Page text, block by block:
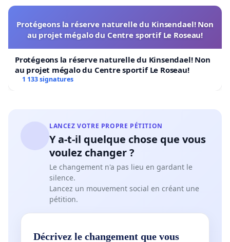
Protégeons la réserve naturelle du Kinsendael! Non
au projet mégalo du Centre sportif Le Roseau!
Protégeons la réserve naturelle du Kinsendael! Non
au projet mégalo du Centre sportif Le Roseau!
1 133 signatures
LANCEZ VOTRE PROPRE PÉTITION
Y a-t-il quelque chose que vous
voulez changer ?
Le changement n'a pas lieu en gardant le
silence.
Lancez un mouvement social en créant une
pétition.
Décrivez le changement que vous